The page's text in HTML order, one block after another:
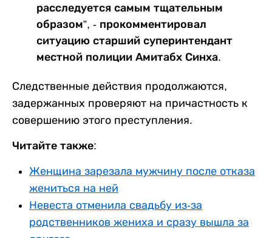
расследуется самым тщательным
образом”, - прокомментировал
ситуацию старший суперинтендант
местной полиции Амитабх Синха.
Следственные действия продолжаются,
задержанных проверяют на причастность к
совершению этого преступления.
Читайте также:
Женщина зарезала мужчину после отказа
жениться на ней
Невеста отменила свадьбу из-за
родственников жениха и сразу вышла за